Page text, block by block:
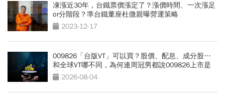
凍漲近30年，台鐵票價漲定了？漲價時間、一次漲足
or分階段？準台鐵董座杜微親曝營運策略
2023-12-17
009826「台版VT」可以買？股價、配息、成分股…
和全球VT哪不同，為何連周冠男都說009826上市是
邁大步？
2026-08-04